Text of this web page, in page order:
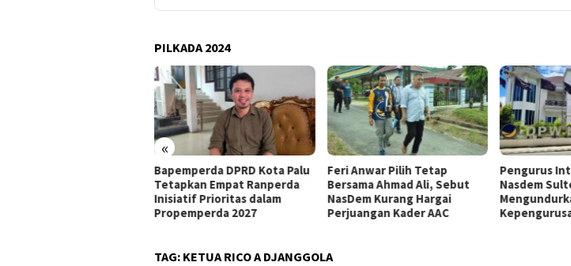
PILKADA 2024
«
Feri Anwar Pilih Tetap
Bersama Ahmad Ali, Sebut
NasDem Kurang Hargai
Perjuangan Kader AAC
Pengurus Inti DPW Partai
Nasdem Sulteng Resmi
Mengundurkan Diri dari
Kepengurusan
Komisi III
Turun ke PT
Kontribusi
TAG: KETUA RICO A DJANGGOLA